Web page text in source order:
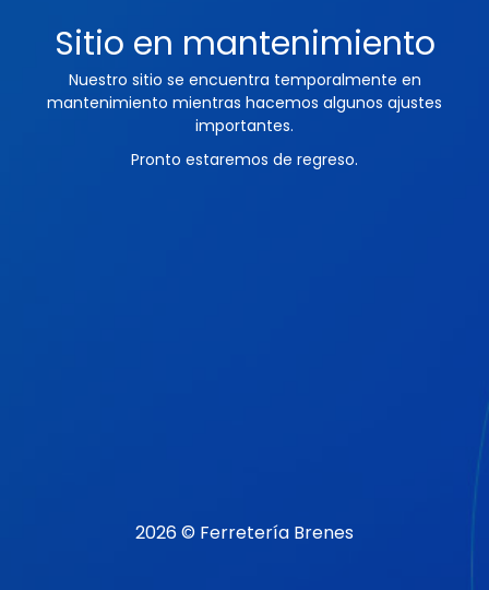
Sitio en mantenimiento
Nuestro sitio se encuentra temporalmente en
mantenimiento mientras hacemos algunos ajustes
importantes.
Pronto estaremos de regreso.
2026 © Ferretería Brenes